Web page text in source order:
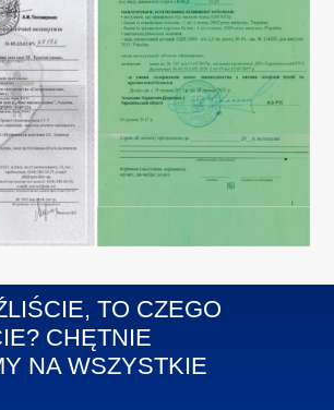
TO CZEGO
CHĘTNIE
NA WSZYSTKIE